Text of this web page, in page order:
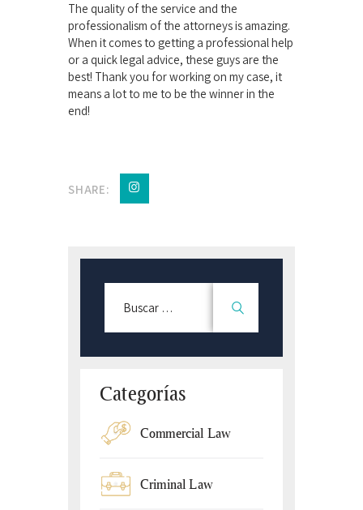
The quality of the service and the
professionalism of the attorneys is amazing.
When it comes to getting a professional help
or a quick legal advice, these guys are the
best! Thank you for working on my case, it
means a lot to me to be the winner in the
end!
SHARE:
Categorías
Commercial Law
Criminal Law